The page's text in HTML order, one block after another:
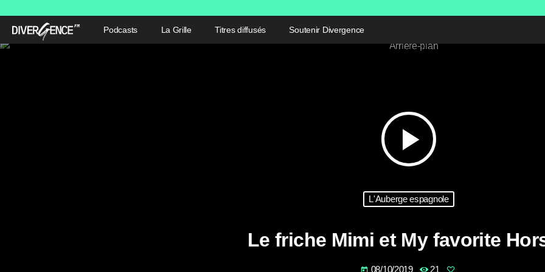
Podcasts La Grille Titres diffusés Soutenir Divergence
play_arrow
L'Auberge espagnole
Le friche Mimi et My favorite
today 08/10/2019 21